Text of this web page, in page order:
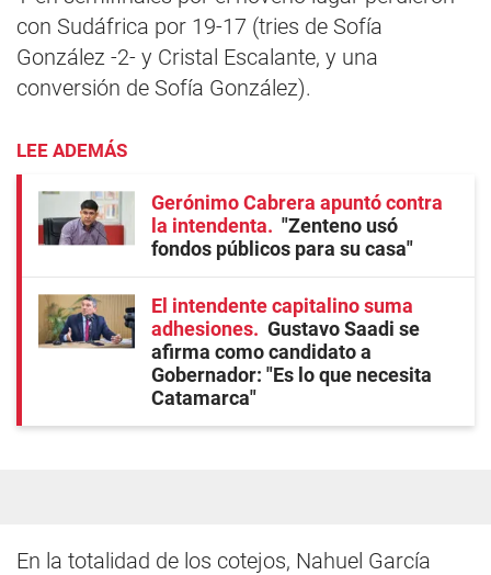
con Sudáfrica por 19-17 (tries de Sofía
González -2- y Cristal Escalante, y una
conversión de Sofía González).
LEE ADEMÁS
Gerónimo Cabrera apuntó contra
la intendenta
"Zenteno usó
fondos públicos para su casa"
El intendente capitalino suma
adhesiones
Gustavo Saadi se
afirma como candidato a
Gobernador: "Es lo que necesita
Catamarca"
En la totalidad de los cotejos, Nahuel García